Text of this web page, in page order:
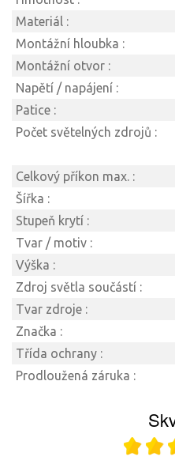
Materiál :
Montážní hloubka :
Montážní otvor :
Napětí / napájení :
Patice :
Počet světelných zdrojů :
Celkový příkon max. :
Šířka :
Stupeň krytí :
Tvar / motiv :
Výška :
Zdroj světla součástí :
Tvar zdroje :
Značka :
Třída ochrany :
Prodloužená záruka :